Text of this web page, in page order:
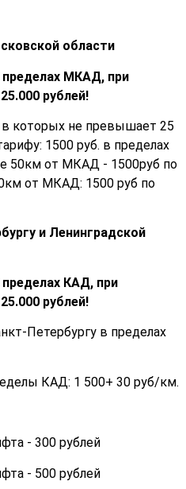
области
МКАД, при
рублей!
которых не превышает 25
1500 руб. в пределах
50км от МКАД - 1500руб по
от МКАД: 1500 руб по
и Ленинградской
КАД, при
рублей!
Петербургу в пределах
КАД: 1 500+ 30 руб/км.
- 300 рублей
- 500 рублей